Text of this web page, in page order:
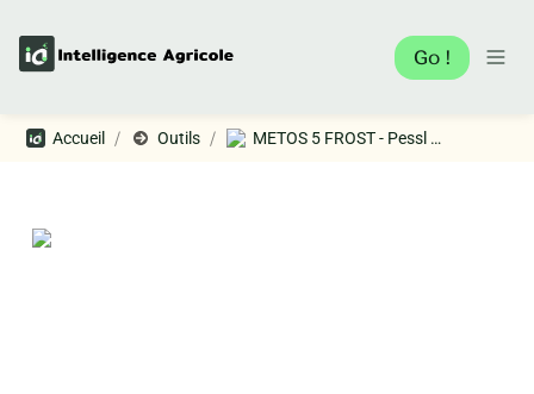
Go !
Accueil / Outils / METOS 5 FROST - Pessl Instruments